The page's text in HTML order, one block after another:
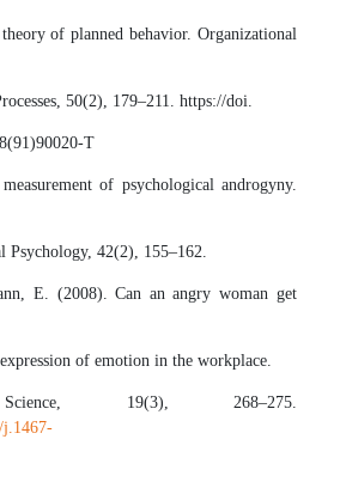
of planned behavior. Organizational
50(2), 179–211. https://doi.
T
of psychological androgyny.
Psychology, 42(2), 155–162.
E. (2008). Can an angry woman get
of emotion in the workplace.
Science, 19(3), 268–275.
j.1467-